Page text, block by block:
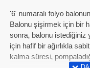
'6' numaralı folyo
Balonu şişirmek için bir
sonra, balonu istediğiniz
için hafif bir ağırlıkla
kalma süresi,